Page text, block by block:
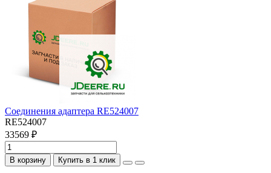
Соединения адаптера RE524007
RE524007
33569 ₽
В корзину Купить в 1 клик